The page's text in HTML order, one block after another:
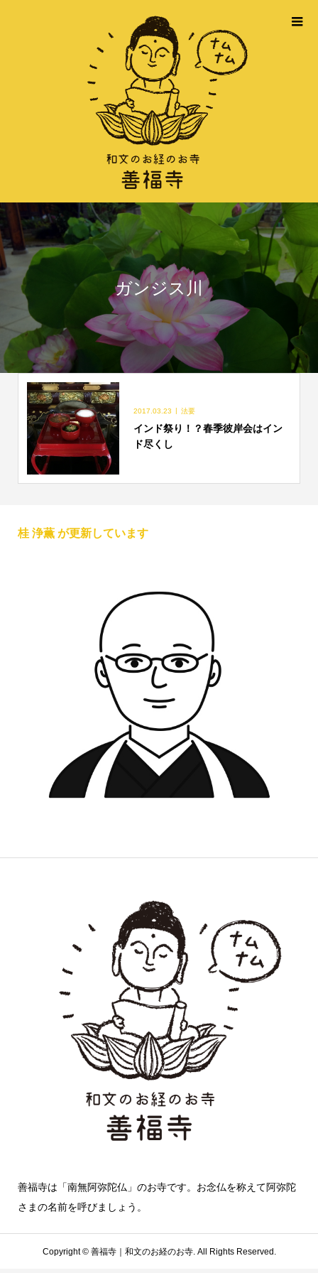
ガンジス川
2017.03.23 法要
インド祭り！？春季彼岸会はイン
ド尽くし
桂 浄薫 が更新しています
善福寺は「南無阿弥陀仏」のお寺です。お念仏を称えて阿弥陀
さまの名前を呼びましょう。
Copyright ©善福寺｜和文のお経のお寺. All Rights Reserved.